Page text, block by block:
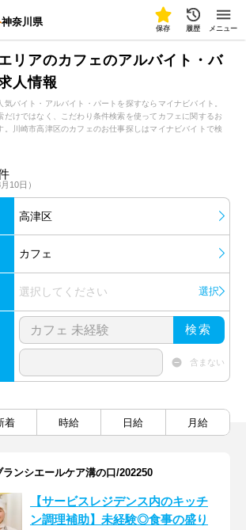
神奈川県
保存 履歴 メニュー
リアのカフェのアルバイト・バ
人情報
気バイト・アルバイト・パートを探すならマイナビバイト。
だけではなく、こだわり条件検索を使ってカフェに関するお
。川崎市高津区のカフェのお仕事探しはマイナビバイトで検
10日）
高津区
カフェ
選択してください 選択
検索
含まない
着 時給 日給 月給
ンシエールケア溝の口/202250
【サービスレジデンス内のキッチ
ン調理補助】未経験◎食事の盛り